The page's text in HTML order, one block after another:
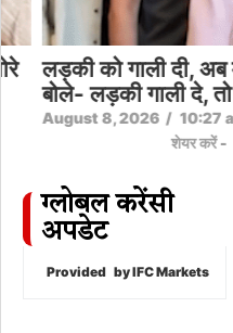
लड़की को गाली दी, अब
बोले- लड़की गाली दे, तो
August 8, 2026 / 10:27 am
शेयर करें -
ग्लोबल करेंसी
अपडेट
Provided by IFC Markets